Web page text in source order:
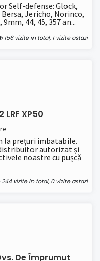
Self-defense: Glock,
Jericho, Norinco,
44, 45, 357 an...
156 vizite in total, 1 vizite astazi
LRF XP50
la prețuri imbatabile.
autorizat și
noastre cu pușcă
244 vizite in total, 0 vizite astazi
De Împrumut